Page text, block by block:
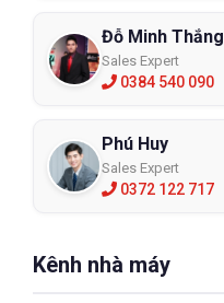
Đỗ Minh Thắng
Sales Expert
0384 540 090
Phú Huy
Sales Expert
0372 122 717
Kênh nhà máy